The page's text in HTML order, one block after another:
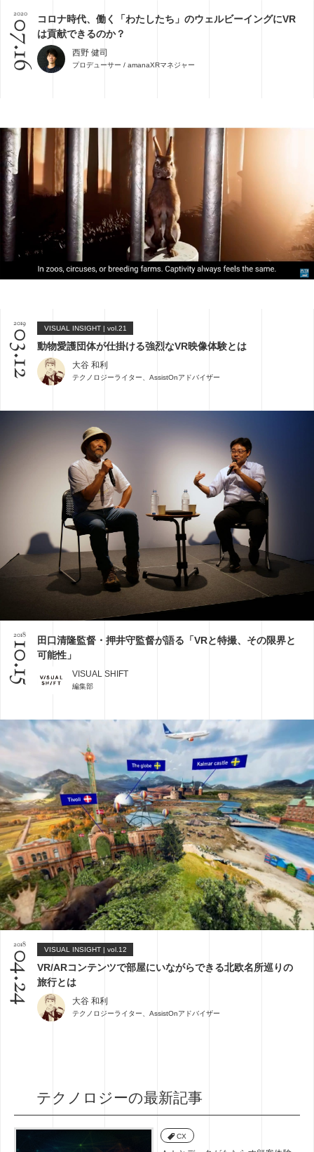
2020
07.16コロナ時代、働く「わたしたち」のウェルビーイングにVR
は貢献できるのか？
西野 健司
プロデューサー / amanaXRマネジャー
2019
03.12
VISUAL INSIGHT | vol.21
動物愛護団体が仕掛ける強烈なVR映像体験とは
大谷 和利
テクノロジーライター、AssistOnアドバイザー
2018
10.15田口清隆監督・押井守監督が語る「VRと特撮、その限界と
可能性」
VISUAL SHIFT
編集部
2018
04.24
VISUAL INSIGHT | vol.12
VR/ARコンテンツで部屋にいながらできる北欧名所巡りの
旅行とは
大谷 和利
テクノロジーライター、AssistOnアドバイザー
テクノロジーの最新記事
CX